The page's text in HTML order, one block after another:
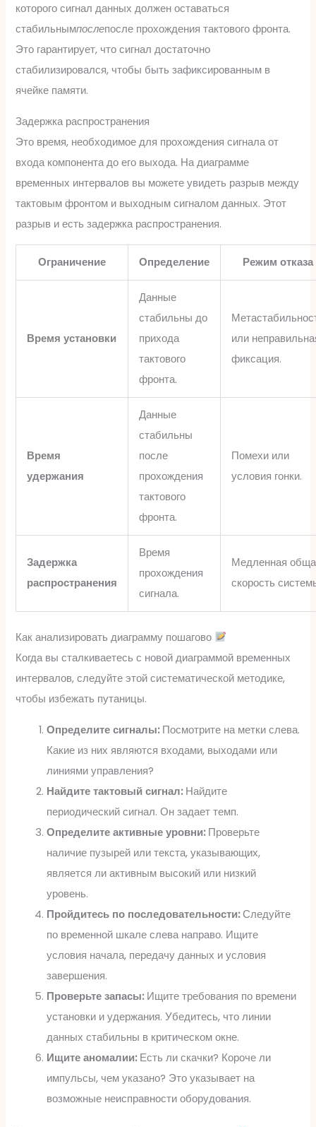
которого сигнал данных должен оставаться
стабильнымпослепосле прохождения тактового фронта.
Это гарантирует, что сигнал достаточно
стабилизировался, чтобы быть зафиксированным в
ячейке памяти.
Задержка распространения
Это время, необходимое для прохождения сигнала от
входа компонента до его выхода. На диаграмме
временных интервалов вы можете увидеть разрыв между
тактовым фронтом и выходным сигналом данных. Этот
разрыв и есть задержка распространения.
Ограничение Определение Режим отказа
Время установки
Данные
стабильны до
прихода
тактового
фронта.
или
фиксация.
Время
удержания
Данные
стабильны
после
прохождения
тактового
фронта.
Помехи или
условия гонки.
Задержка
распространения
Время
прохождения
сигнала.
Медленная
скорость
Как анализировать диаграмму пошагово
Когда вы сталкиваетесь с новой диаграммой временных
интервалов, следуйте этой систематической методике,
чтобы избежать путаницы.
Определите сигналы:Посмотрите на метки слева.
Какие из них являются входами, выходами или
линиями управления?
Найдите тактовый сигнал:Найдите
периодический сигнал. Он задает темп.
Определите активные уровни:Проверьте
наличие пузырей или текста, указывающих,
является ли активным высокий или низкий
уровень.
Пройдитесь по последовательности:Следуйте
по временной шкале слева направо. Ищите
условия начала, передачу данных и условия
завершения.
Проверьте запасы:Ищите требования по времени
установки и удержания. Убедитесь, что линии
данных стабильны в критическом окне.
Ищите аномалии:Есть ли скачки? Короче ли
импульсы, чем указано? Это указывает на
возможные неисправности оборудования.